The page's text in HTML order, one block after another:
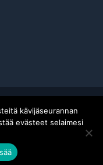
Oy |Donetti
kävijäseurannan
evästeet selaimesi